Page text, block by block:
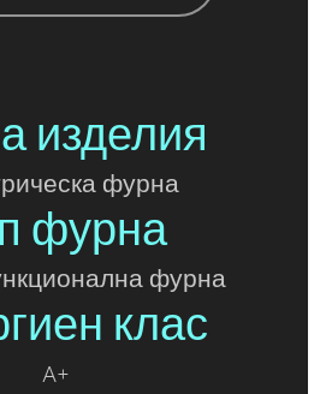
изделия
фурна
фурна
фурна
клас
A+